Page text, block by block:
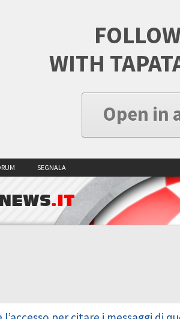
WITH
Open in
SEGNALA
NEWS.IT